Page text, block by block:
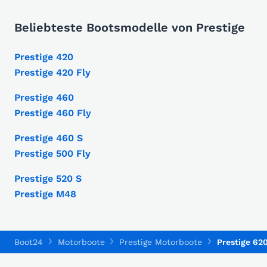
Beliebteste Bootsmodelle von Prestige
Prestige 420
Prestige 420 Fly
Prestige 460
Prestige 460 Fly
Prestige 460 S
Prestige 500 Fly
Prestige 520 S
Prestige M48
Boot24 Motorboote Prestige Motorboote Prestige